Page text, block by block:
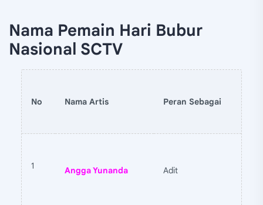
Nama Pemain Hari Bubur
Nasional SCTV
No Nama Artis Peran Sebagai
1 Angga Yunanda Adit